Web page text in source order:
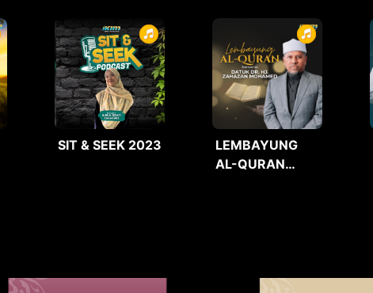
SIT & SEEK 2023
LEMBAYUNG
AL-QURAN